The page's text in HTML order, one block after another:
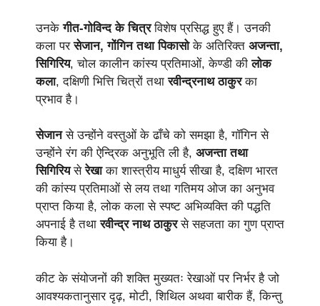
उनकेगीत-गोविन्द के चित्रविशेष प्रसिद्ध हुए हैं। उनकी
कला परसेजान, गोंगिन तथा पिकासोके अतिरिक्त अजन्ता,
सिगिरिय, चोल कालीन कांस्य प्रतिमाओं, केण्डी कीलोक
कला, दक्षिणी भित्ति चित्रों तथारवीन्द्रनाथ ठाकुरका
प्रभाव है।
सेजानसे उन्होंने वस्तुओं के ढाँचे को समझा है, गॉगिन से
उन्होंने रंग की ऐन्द्रिक अनुभूति ली है, अजन्ता तथा
सिगिरियसेरेखाका शास्त्रीय माधुर्य सीखा है, दक्षिण भारत
की कांस्य प्रतिमाओं से लय तथा गतिमय ओज का अनुभव
प्राप्त किया है, लोक कला से स्पष्ट अभिव्यक्ति की पद्धति
अपनाई है तथारवीन्द्र नाथ ठाकुरसे सहजता का गुण प्राप्त
किया है।
कीट के संयोजनों की शक्ति मुख्यतः रेखाओं पर निर्भर है जो
आवश्यकतानुसार दृढ़, मोटी, शिथिल अथवा बारीक हैं, किन्तु